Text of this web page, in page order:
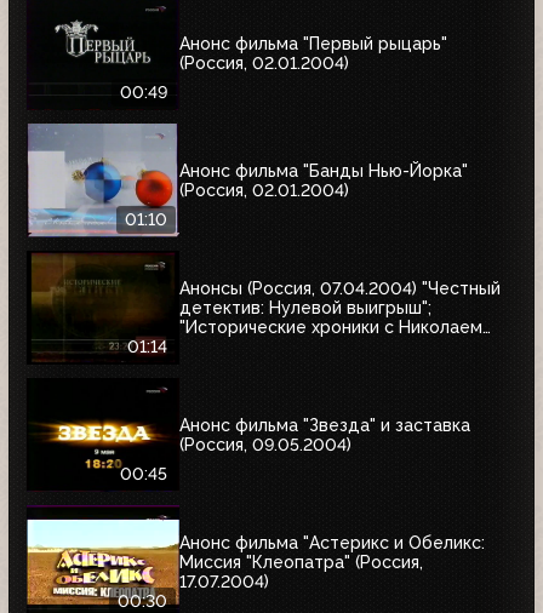
00:49
Анонс фильма "Первый рыцарь"
(Россия, 02.01.2004)
01:10
Анонс фильма "Банды Нью-Йорка"
(Россия, 02.01.2004)
01:14
Анонсы (Россия, 07.04.2004) "Честный
детектив: Нулевой выигрыш";
"Исторические хроники с Николаем
00:45
Анонс фильма "Звезда" и заставка
(Россия, 09.05.2004)
00:30
Анонс фильма "Астерикс и Обеликс:
Миссия "Клеопатра" (Россия,
17.07.2004)